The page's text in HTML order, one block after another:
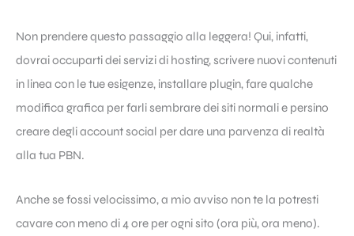
Non prendere questo passaggio alla leggera! Qui, infatti,
dovrai occuparti dei servizi di hosting, scrivere nuovi contenuti
in linea con le tue esigenze, installare plugin, fare qualche
modifica grafica per farli sembrare dei siti normali e persino
creare degli account social per dare una parvenza di realtà
alla tua PBN.
Anche se fossi velocissimo, a mio avviso non te la potresti
cavare con meno di 4 ore per ogni sito (ora più, ora meno).